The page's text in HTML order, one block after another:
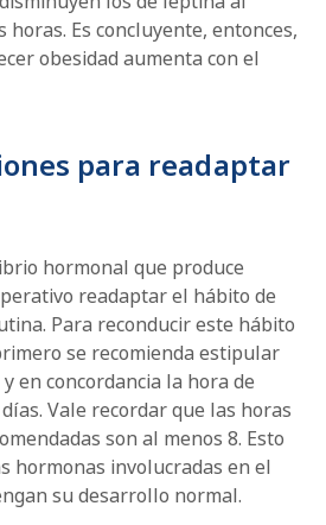
horas. Es concluyente, entonces,
obesidad aumenta con el
para readaptar
hormonal que produce
readaptar el hábito de
Para reconducir este hábito
se recomienda estipular
en concordancia la hora de
Vale recordar que las horas
son al menos 8. Esto
hormonas involucradas en el
su desarrollo normal.